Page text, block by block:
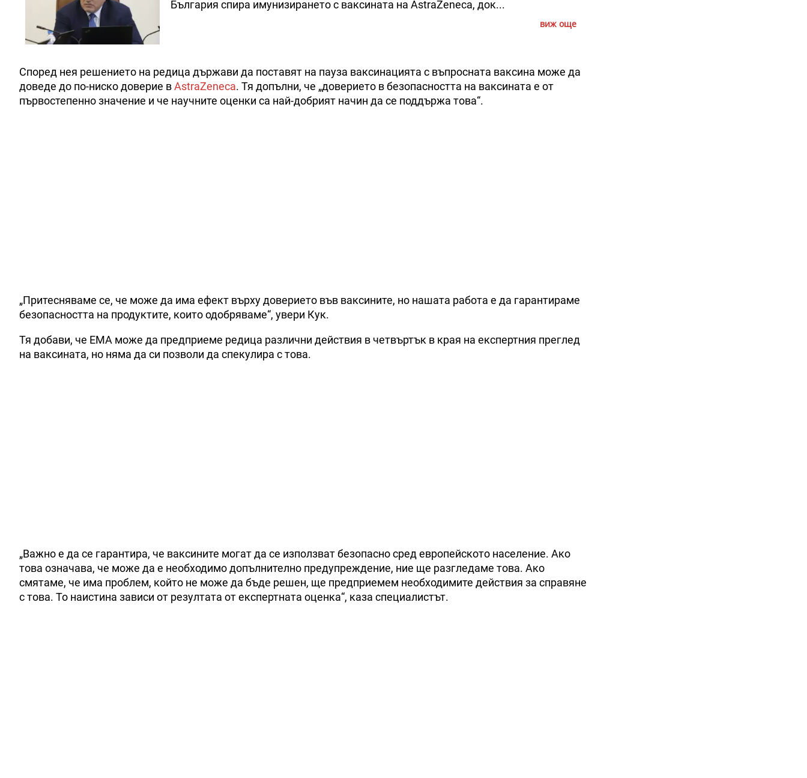
България спира имунизирането с ваксината на AstraZeneca, док...
виж още
Според нея решението на редица държави да поставят на пауза ваксинацията с въпросната ваксина може да
доведе до по-ниско доверие вAstraZeneca. Тя допълни, че „доверието в безопасността на ваксината е от
първостепенно значение и че научните оценки са най-добрият начин да се поддържа това“.
„Притесняваме се, че може да има ефект върху доверието във ваксините, но нашата работа е да гарантираме
безопасността на продуктите, които одобряваме“, увери Кук.
Тя добави, че EMA може да предприеме редица различни действия в четвъртък в края на експертния преглед
на ваксината, но няма да си позволи да спекулира с това.
„Важно е да се гарантира, че ваксините могат да се използват безопасно сред европейското население. Ако
това означава, че може да е необходимо допълнително предупреждение, ние ще разгледаме това. Ако
смятаме, че има проблем, който не може да бъде решен, ще предприемем необходимите действия за справяне
с това. То наистина зависи от резултата от експертната оценка“, каза специалистът.